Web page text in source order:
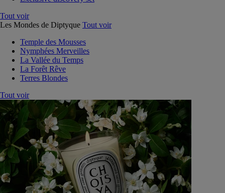
Tout voir
Les Mondes de Diptyque Tout voir
Temple des Mousses
Nymphées Merveilles
La Vallée du Temps
La Forêt Rêve
Terres Blondes
Tout voir